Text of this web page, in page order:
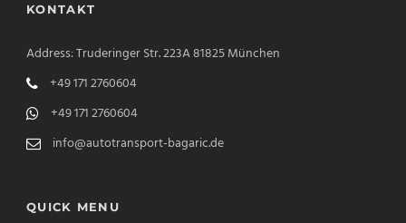
KONTAKT
Address: Truderinger Str. 223A 81825 München
+49 171 2760604
+49 171 2760604
info@autotransport-bagaric.de
QUICK MENU